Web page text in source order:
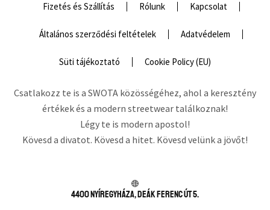
Fizetés és Szállítás Rólunk Kapcsolat
Általános szerződési feltételek Adatvédelem
Süti tájékoztató Cookie Policy (EU)
Csatlakozz te is a SWOTA közösségéhez, ahol a keresztény
értékek és a modern streetwear találkoznak!
Légy te is modern apostol!
Kövesd a divatot. Kövesd a hitet. Kövesd velünk a jövőt!
4400 Nyíregyháza, Deák Ferenc út 5.